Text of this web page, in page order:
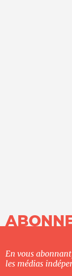
En vous
les médias